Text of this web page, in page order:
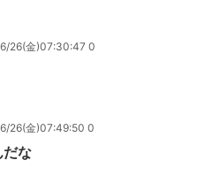
26(金)07:30:47 0
26(金)07:49:50 0
な